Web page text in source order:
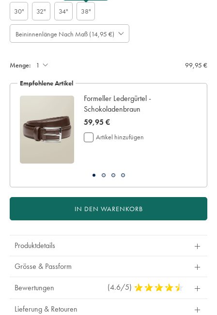
30" 32" 34" 38"
Beininnenlänge Nach Maß (14,95 €)
Bitte
beachtenBitte
mit
zusätzlichen
Werktagen
Lieferung
Ein
personalisiertes
nicht
zum
zur
Menge: 99,95 €
Empfohlene Artikel
Formeller Ledergürtel -
Schokoladenbraun
now
59,95
€
59,95 €
Artikel hinzufügen
IN DEN WARENKORB
Produktdetails
Grösse & Passform
Bewertungen (4.6/5) 4,6
Lieferung & Retouren